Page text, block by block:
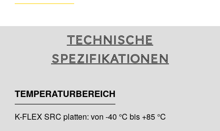
Technische
Spezifikationen
TEMPERATURBEREICH
K-FLEX SRC platten: von -40 °C bis +85 °C